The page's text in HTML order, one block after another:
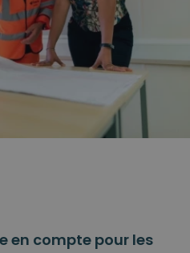
en compte pour les